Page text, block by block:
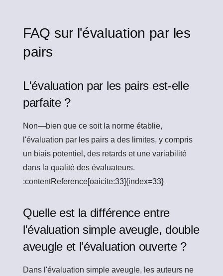
FAQ sur l'évaluation par les
pairs
L'évaluation par les pairs est-elle
parfaite ?
Non—bien que ce soit la norme établie,
l'évaluation par les pairs a des limites, y compris
un biais potentiel, des retards et une variabilité
dans la qualité des évaluateurs.
:contentReference[oaicite:33]{index=33}
Quelle est la différence entre
l'évaluation simple aveugle, double
aveugle et l'évaluation ouverte ?
Dans l'évaluation simple aveugle, les auteurs ne